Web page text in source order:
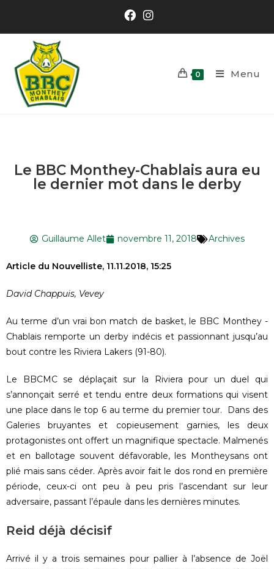
0 Menu
Le BBC Monthey-Chablais aura eu
le dernier mot dans le derby
Guillaume Allet novembre 11, 2018 Archives
Article du Nouvelliste, 11.11.2018, 15:25
David Chappuis, Vevey
Au terme d’un vrai bon match de basket, le BBC Monthey -
Chablais remporte un derby indécis et passionnant jusqu’au
bout contre les Riviera Lakers (91-80).
Le BBCMC se déplaçait sur la Riviera pour un duel qui
s’annonçait serré et tendu entre deux formations qui visent
une place dans le top 6 au terme du premier tour. Dans des
Galeries bruyantes et copieusement garnies, les deux
protagonistes ont offert un magnifique spectacle. Malmenés
et en ballotage souvent défavorable, les Montheysans ont
plié mais sans céder. Après avoir fait le dos rond en première
période, ceux-ci ont peu à peu pris l’ascendant sur leur
adversaire, passant l’épaule dans les dernières minutes.
Reid déjà décisif
Arrivé il y a trois semaines pour pallier à l’absence de Joël